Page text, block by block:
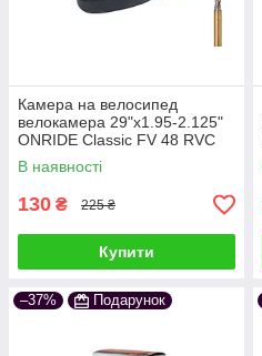
Камера на велосипед
велокамера 29"x1.95-2.125"
ONRIDE Classic FV 48 RVC
OEM
В наявності
130 ₴ 225 ₴
Купити
–37% Подарунок